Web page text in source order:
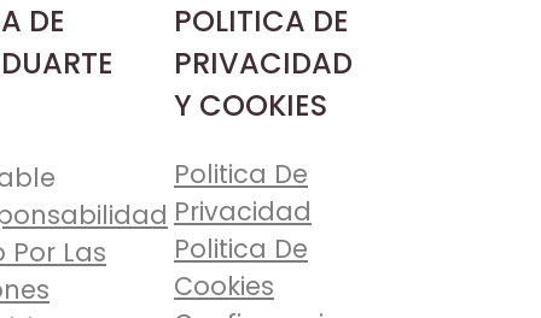
DE
Por Las
POLITICA DE
PRIVACIDAD
Y COOKIES
Politica De
Privacidad
Politica De
Cookies